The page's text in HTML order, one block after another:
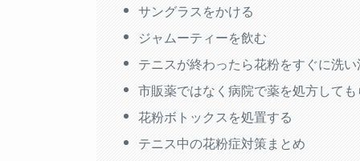
サングラスをかける
ジャムーティーを飲む
テニスが終わったら花粉をすぐに洗い
市販薬ではなく病院で薬を処方しても
花粉ボトックスを処置する
テニス中の花粉症対策まとめ